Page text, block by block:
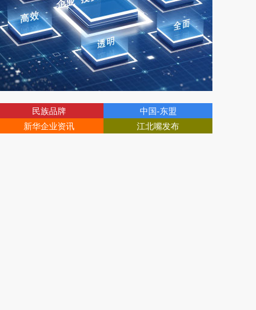
民族品牌
中国-东盟
新华企业资讯
江北嘴发布